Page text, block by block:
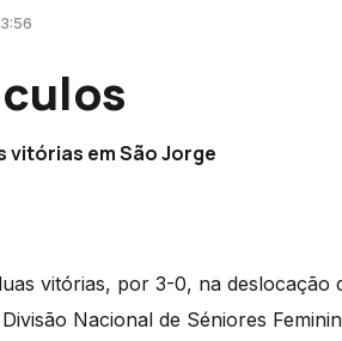
vitórias em São Jorge
vitórias, por 3-0, na
Nacional de Séniores